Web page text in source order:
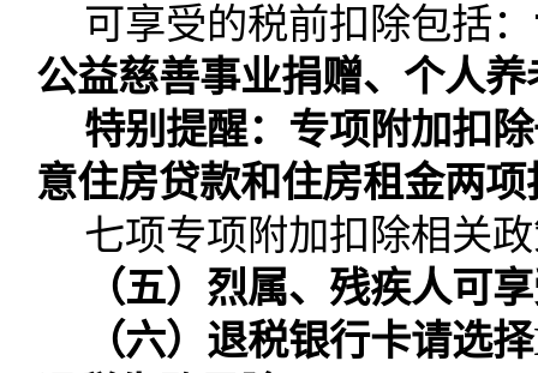
可享受的税前扣除包括：
公益慈善事业捐赠、个人养
特别提醒：专项附加扣
意住房贷款和住房租金两
七项专项附加扣除相关
（五）烈属、残疾人可
（六）退税银行卡请选择